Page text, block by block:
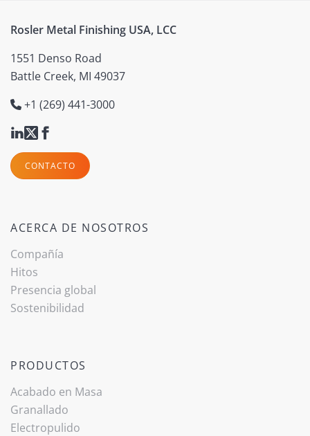
Rosler Metal Finishing USA, LCC
1551 Denso Road
Battle Creek, MI 49037
+1 (269) 441-3000
CONTACTO
ACERCA DE NOSOTROS
Compañía
Hitos
Presencia global
Sostenibilidad
PRODUCTOS
Acabado ­en Masa
Granallado
Electropulido